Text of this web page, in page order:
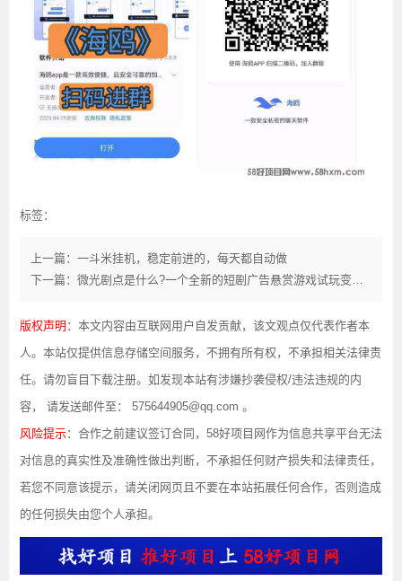
标签：
上一篇：一斗米挂机，稳定前进的，每天都自动做
下一篇：微光剧点是什么?一个全新的短剧广告悬赏游戏试玩变现平台
版权声明 ：本文内容由互联网用户自发贡献，该文观点仅代表作者本
人。本站仅提供信息存储空间服务，不拥有所有权，不承担相关法律责
任。请勿盲目下载注册。如发现本站有涉嫌抄袭侵权/违法违规的内
容， 请发送邮件至： 575644905@qq.com 。
风险提示：合作之前建议签订合同，58好项目网作为信息共享平台无法
对信息的真实性及准确性做出判断，不承担任何财产损失和法律责任，
若您不同意该提示，请关闭网页且不要在本站拓展任何合作，否则造成
的任何损失由您个人承担。